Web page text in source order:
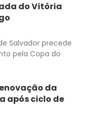
do Vitória
Salvador precede
pela Copa do
da
após ciclo de